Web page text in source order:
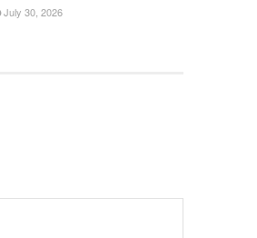
July 30, 2026